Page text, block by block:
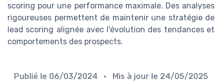
scoring pour une performance maximale. Des analyses
rigoureuses permettent de maintenir une stratégie de
lead scoring alignée avec l'évolution des tendances et
comportements des prospects.
Publié le 06/03/2024 • Mis à jour le 24/05/2025